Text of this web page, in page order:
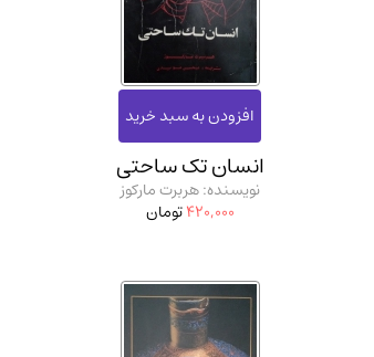
آموزشی و کنکوری
انسان تک ساحتی
نویسنده: هربرت مارکوز
420,000تومان